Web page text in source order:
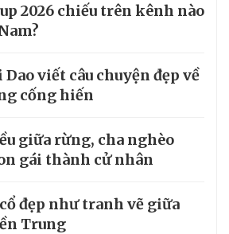
2026 chiếu trên kênh nào
Dao viết câu chuyện đẹp về
cống hiến
giữa rừng, cha nghèo
gái thành cử nhân
đẹp như tranh vẽ giữa
Trung